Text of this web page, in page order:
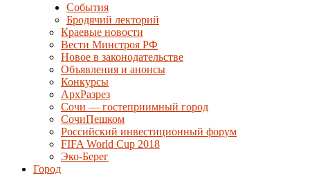
События
Бродячий лекторий
Краевые новости
Вести Минстроя РФ
Новое в законодательстве
Объявления и анонсы
Конкурсы
АрхРазрез
Сочи — гостеприимный город
СочиПешком
Российский инвестиционный форум
FIFA World Cup 2018
Эко-Берег
Город